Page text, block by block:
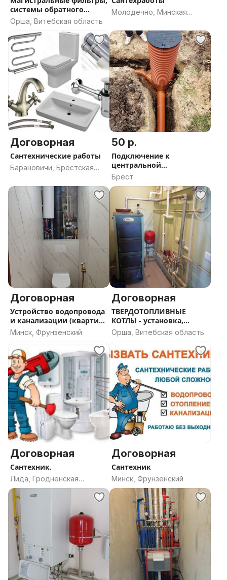
системы обратного
осмоса, проточные
системы-
продажа,установка и
обслуживание
Орша, Витебская область
Молодечно, Минская
Договорная
Сантехнические работы
Барановичи, Брестская
50 р.
Подключение к
центральной
канализации домов
Брест
Договорная
Устройство водопровода
и канализации (квартира
.дом)
Минск, Фрунзенский
Договорная
ТВЕРДОТОПЛИВНЫЕ
КОТЛЫ - установка,
ремонт, продажа
Орша, Витебская область
Договорная
Сантехник.
Лида, Гродненская
область
Договорная
Сантехник
Минск, Фрунзенский